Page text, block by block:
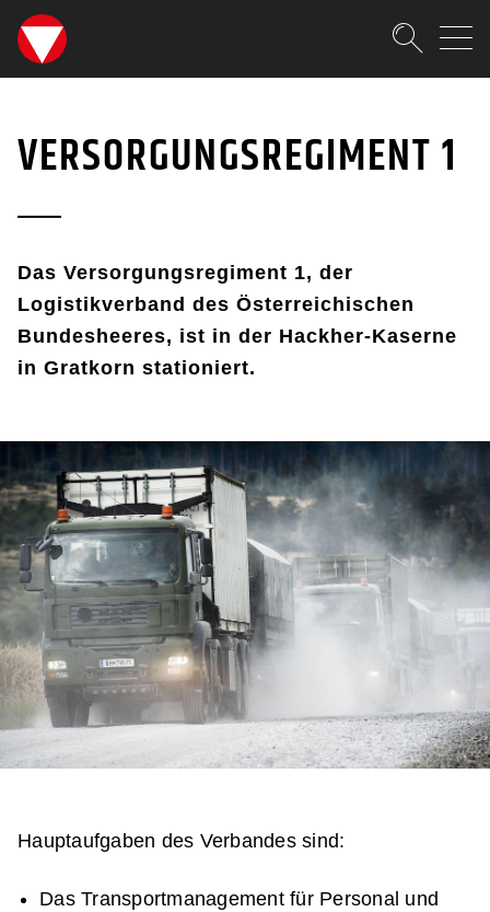
SKIPLINKS
VERSORGUNGSREGIMENT 1
Das Versorgungsregiment 1, der
Logistikverband des Österreichischen
Bundesheeres, ist in der Hackher-Kaserne
in Gratkorn stationiert.
Hauptaufgaben des Verbandes sind:
Das Transportmanagement für Personal und